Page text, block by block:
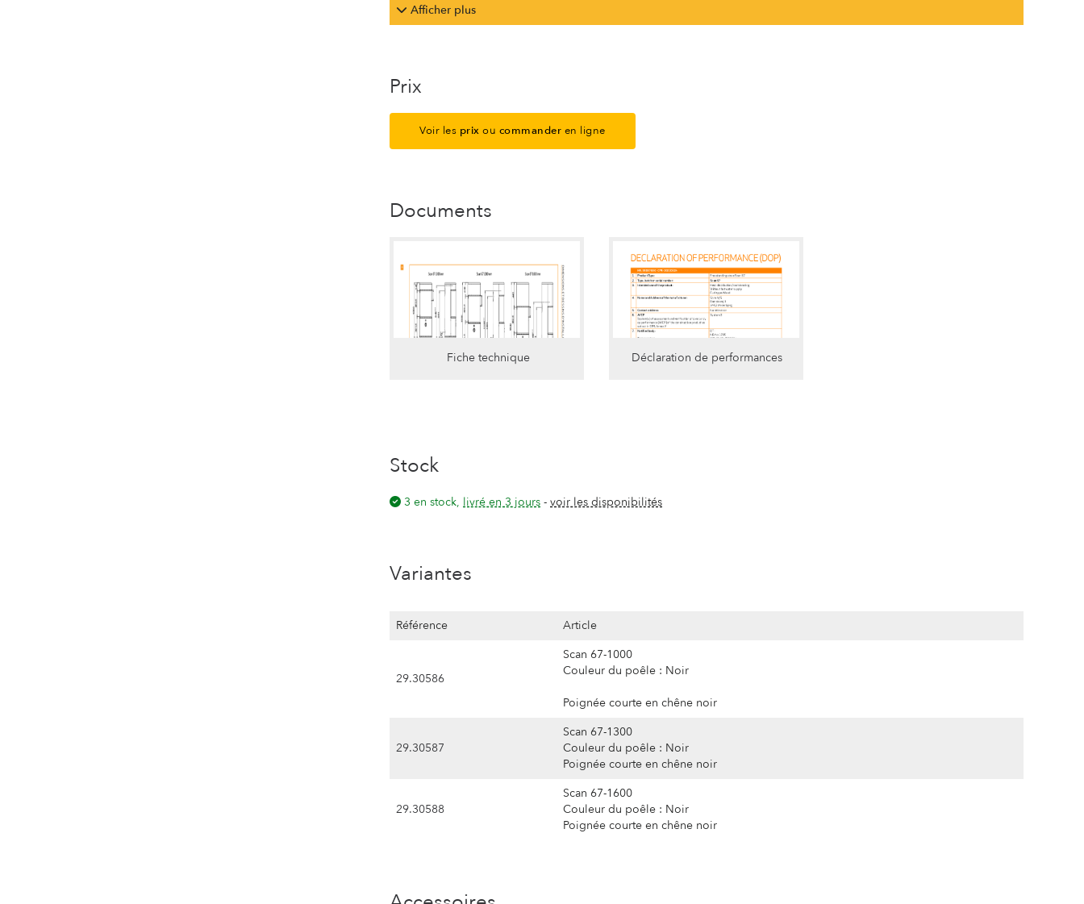
Afficher plus
Prix
Voir les prix ou commander en ligne
Documents
Fiche technique Déclaration de performances
Stock
3 en stock, livré en 3 jours - voir les disponibilités
Variantes
Référence Article
29.30586
Scan 67-1000
Couleur du poêle : Noir
Poignée courte en chêne noir
29.30587
Scan 67-1300
Couleur du poêle : Noir
Poignée courte en chêne noir
29.30588
Scan 67-1600
Couleur du poêle : Noir
Poignée courte en chêne noir